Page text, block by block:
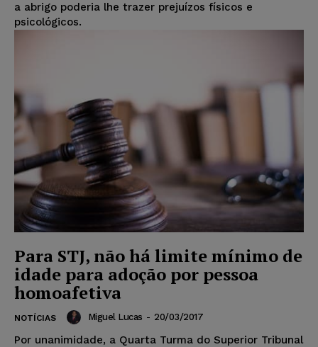
a abrigo poderia lhe trazer prejuízos físicos e
psicológicos.
Para STJ, não há limite mínimo de
idade para adoção por pessoa
homoafetiva
NOTÍCIAS Miguel Lucas - 20/03/2017
Por unanimidade, a Quarta Turma do Superior Tribunal